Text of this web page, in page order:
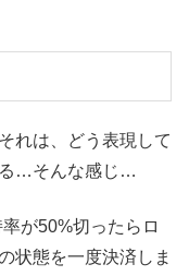
れは、どう表現して
…そんな感じ…
が50%切ったらロ
状態を一度決済しま